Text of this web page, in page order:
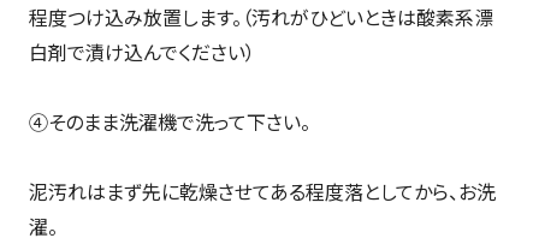
程度つけ込み放置します。（汚れがひどいときは酸素系漂
白剤で漬け込んでください）
④そのまま洗濯機で洗って下さい。
泥汚れはまず先に乾燥させてある程度落としてから、お洗
濯。